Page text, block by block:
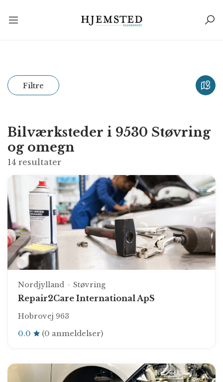
Filtre
Bilværksteder i 9530 Støvring
og omegn
14 resultater
Nordjylland Støvring
Repair2Care International ApS
Hobrovej 963
0.0 (0 anmeldelser)